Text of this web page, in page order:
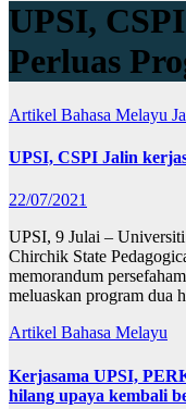
UPSI,
Perluas
Artikel Bahasa Melayu
UPSI, CSPI Jalin
22/07/2021
UPSI, 9 Julai –
Chirchik State
memorandum
meluaskan program dua
Artikel Bahasa Melayu
Kerjasama UPSI,
hilang upaya kembali